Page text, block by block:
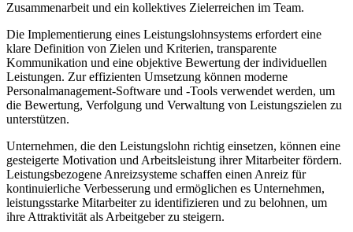
Zusammenarbeit und ein kollektives Zielerreichen im Team.
Die Implementierung eines Leistungslohnsystems erfordert eine
klare Definition von Zielen und Kriterien, transparente
Kommunikation und eine objektive Bewertung der individuellen
Leistungen. Zur effizienten Umsetzung können moderne
Personalmanagement-Software und -Tools verwendet werden, um
die Bewertung, Verfolgung und Verwaltung von Leistungszielen zu
unterstützen.
Unternehmen, die den Leistungslohn richtig einsetzen, können eine
gesteigerte Motivation und Arbeitsleistung ihrer Mitarbeiter fördern.
Leistungsbezogene Anreizsysteme schaffen einen Anreiz für
kontinuierliche Verbesserung und ermöglichen es Unternehmen,
leistungsstarke Mitarbeiter zu identifizieren und zu belohnen, um
ihre Attraktivität als Arbeitgeber zu steigern.